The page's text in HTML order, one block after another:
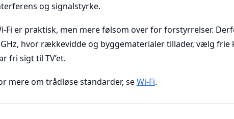
og signalstyrke.
er praktisk, men mere følsom over for forstyrrelser.
hvor rækkevidde og byggematerialer tillader, vælg
fri sigt til TV’et.
mere om trådløse standarder, seWi‑Fi.